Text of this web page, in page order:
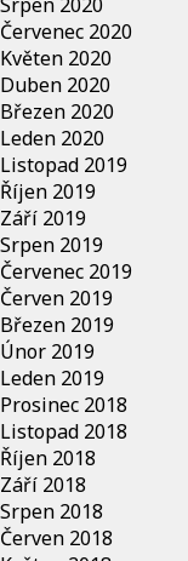
Červenec 2020
Květen 2020
Duben 2020
Březen 2020
Leden 2020
Listopad 2019
Říjen 2019
Září 2019
Srpen 2019
Červenec 2019
Červen 2019
Březen 2019
Únor 2019
Leden 2019
Prosinec 2018
Listopad 2018
Říjen 2018
Září 2018
Srpen 2018
Červen 2018